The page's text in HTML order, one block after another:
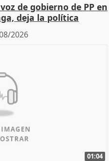
de gobierno de PP en
deja la política
2026
01:04